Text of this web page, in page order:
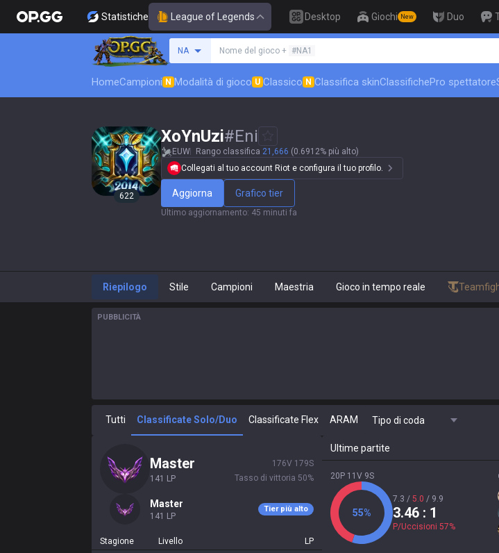
Statistiche League of Legends Desktop Giochi New Duo
NA
Cerca un evocatore
Nome del gioco + #NA1
HomeCampioni N Modalità di gioco U Classico N Classifica skinClassifichePro spettatore
622
XoYnUzi#Eni
EUW Rango classifica 21,666 (0.6912% più alto)
Collegati al tuo account Riot e configura il tuo profilo.
Aggiorna Grafico tier
Ultimo aggiornamento: 45 minuti fa
Riepilogo Stile Campioni Maestria Gioco in tempo reale
PUBBLICITÀ
Tutti Classificate Solo/Duo Classificate Flex ARAM Tipo di coda
master
141 LP
176V 179S
Tasso di vittoria 50%
master
141 LP
Tier più alto
Stagione Livello LP
Ultime partite
20P 11V 9S
55%
7.3 / 5.0 / 9.9
3.46 : 1
P/Uccisioni 57%